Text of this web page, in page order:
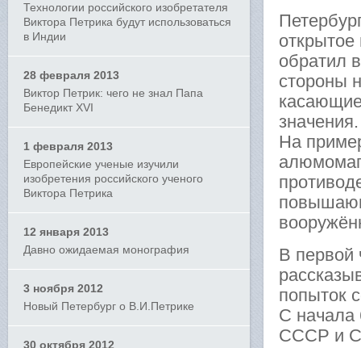
Технологии российского изобретателя
Виктора Петрика будут использоваться
в Индии
28 февраля 2013
Виктор Петрик: чего не знал Папа
Бенедикт XVI
1 февраля 2013
Европейские ученые изучили
изобретения российского ученого
Виктора Петрика
12 января 2013
Давно ожидаемая монография
3 ноября 2012
Новый Петербург о В.И.Петрике
30 октября 2012
обратил
стороны
значения.
На
В первой
попыток
С начала
СССР и